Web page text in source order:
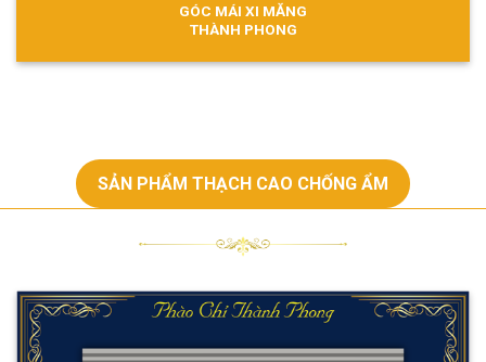
GÓC MÁI XI MĂNG
THÀNH PHONG
SẢN PHẨM THẠCH CAO CHỐNG ẨM